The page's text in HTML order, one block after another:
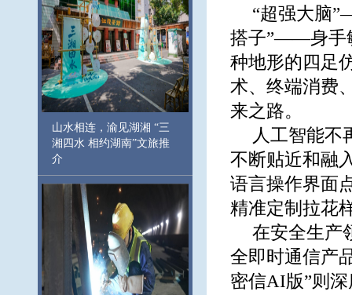
山水相连，渝见湖湘 “三
湘四水 相约湖南”文旅推
介
“超强大脑
搭子”——身手
种地形的四足
术、终端消费
来之路。
人工智能不
不断贴近和融
语言操作界面
精准定制拉花
在安全生产
全即时通信产
密信AI版”则